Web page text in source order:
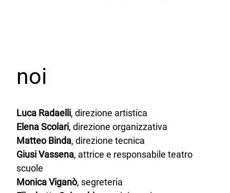
noi
Luca Radaelli, direzione artistica
Elena Scolari, direzione organizzativa
Matteo Binda, direzione tecnica
Giusi Vassena, attrice e responsabile teatro
scuole
Monica Viganò, segreteria